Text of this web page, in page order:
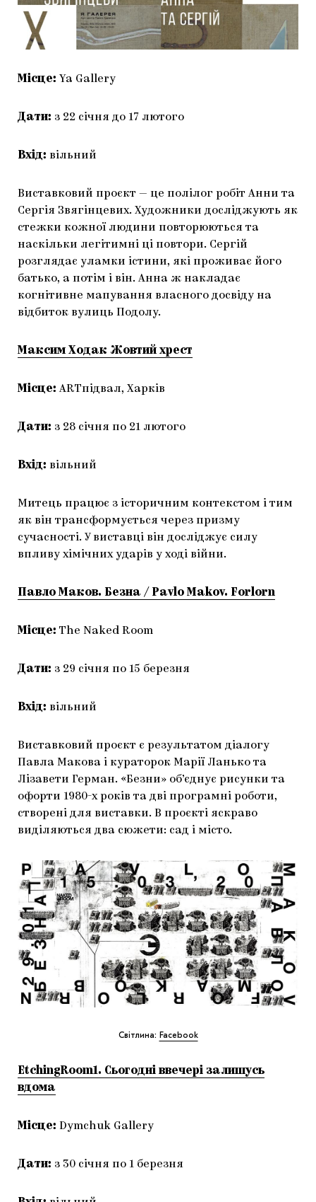
Місце: Ya Gallery
Дати: з 22 січня до 17 лютого
Вхід: вільний
Виставковий проєкт — це полілог робіт Анни та
Сергія Звягінцевих. Художники досліджують як
стежки кожної людини повторюються та
наскільки легітимні ці повтори. Сергій
розглядає уламки істини, які проживає його
батько, а потім і він. Анна ж накладає
когнітивне мапування власного досвіду на
відбиток вулиць Подолу.
Максим Ходак Жовтий хрест
Місце:ARTпідвал, Харків
Дати: з 28 січня по 21 лютого
Вхід: вільний
Митець працює з історичним контекстом і тим
як він трансформується через призму
сучасності. У виставці він досліджує силу
впливу хімічних ударів у ході війни.
Павло Маков. Безна / Pavlo Makov. Forlorn
Місце: The Naked Room
Дати: з 29 січня по 15 березня
Вхід: вільний
Виставковий проєкт є результатом діалогу
Павла Макова і кураторок Марії Ланько та
Лізавети Герман. «Безни» об’єднує рисунки та
офорти 1980-х років та дві програмні роботи,
створені для виставки. В проєкті яскраво
виділяються два сюжети: сад і місто.
Світлина: Facebook
EtchingRoom1. Сьогодні ввечері залишусь
вдома
Місце: Dymchuk Gallery
Дати: з 30 січня по 1 березня